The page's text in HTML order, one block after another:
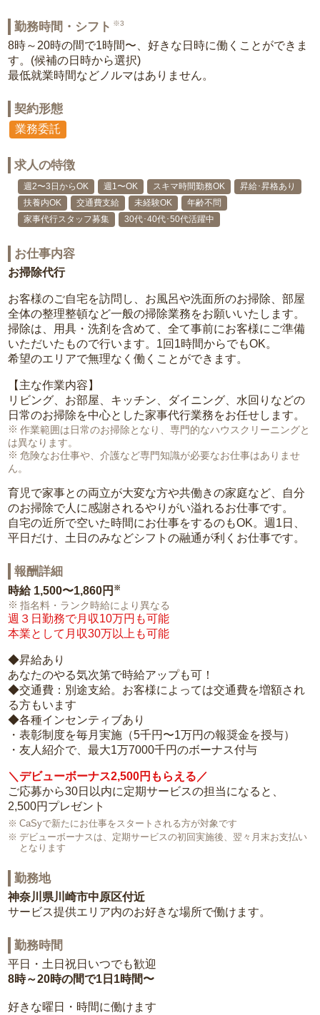
勤務時間・シフト ※3
8時～20時の間で1時間〜、好きな日時に働くことができま
す。(候補の日時から選択)
最低就業時間などノルマはありません。
契約形態
業務委託
求人の特徴
週2〜3日からOK 週1〜OK スキマ時間勤務OK
昇給･昇格あり
扶養内OK
交通費支給 未経験OK
年齢不問
家事代行スタッフ募集
30代･40代･50代活躍中
お仕事内容
お掃除代行
お客様のご自宅を訪問し、お風呂や洗面所のお掃除、部屋
全体の整理整頓など一般の掃除業務をお願いいたします。
掃除は、用具・洗剤を含めて、全て事前にお客様にご準備
いただいたもので行います。1回1時間からでもOK。
希望のエリアで無理なく働くことができます。
【主な作業内容】
リビング、お部屋、キッチン、ダイニング、水回りなどの
日常のお掃除を中心とした家事代行業務をお任せします。
作業範囲は日常のお掃除となり、専門的なハウスクリーニングと
は異なります。
危険なお仕事や、介護など専門知識が必要なお仕事はありませ
ん。
育児で家事との両立が大変な方や共働きの家庭など、自分
のお掃除で人に感謝されるやりがい溢れるお仕事です。
自宅の近所で空いた時間にお仕事をするのもOK。週1日、
平日だけ、土日のみなどシフトの融通が利くお仕事です。
報酬詳細
時給 1,500〜1,860円 ※
指名料・ランク時給により異なる
週３日勤務で月収10万円も可能
本業として月収30万以上も可能
◆昇給あり
あなたのやる気次第で時給アップも可！
◆交通費：別途支給。お客様によっては交通費を増額され
る方もいます
◆各種インセンティブあり
・表彰制度を毎月実施（5千円〜1万円の報奨金を授与）
・友人紹介で、最大1万7000千円のボーナス付与
＼デビューボーナス2,500円もらえる／
ご応募から30日以内に定期サービスの担当になると、
2,500円プレゼント
CaSyで新たにお仕事をスタートされる方が対象です
デビューボーナスは、定期サービスの初回実施後、翌々月末お支払い
となります
勤務地
神奈川県川崎市中原区付近
サービス提供エリア内のお好きな場所で働けます。
勤務時間
平日・土日祝日いつでも歓迎
8時～20時の間で1日1時間〜
好きな曜日・時間に働けます